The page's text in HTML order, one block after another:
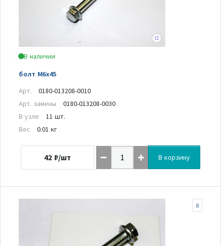
В наличии
болт М6х45
Арт.
0180-013208-0010
Арт. замены
0180-013208-0030
В узле
11 шт.
Вес
0.01 кг
42 ₽/шт В корзину
8